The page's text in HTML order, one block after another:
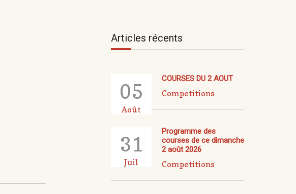
Articles récents
05
Août
COURSES DU 2 AOUT
Competitions
31
Juil
Programme des
courses de ce dimanche
2 août 2026
Competitions